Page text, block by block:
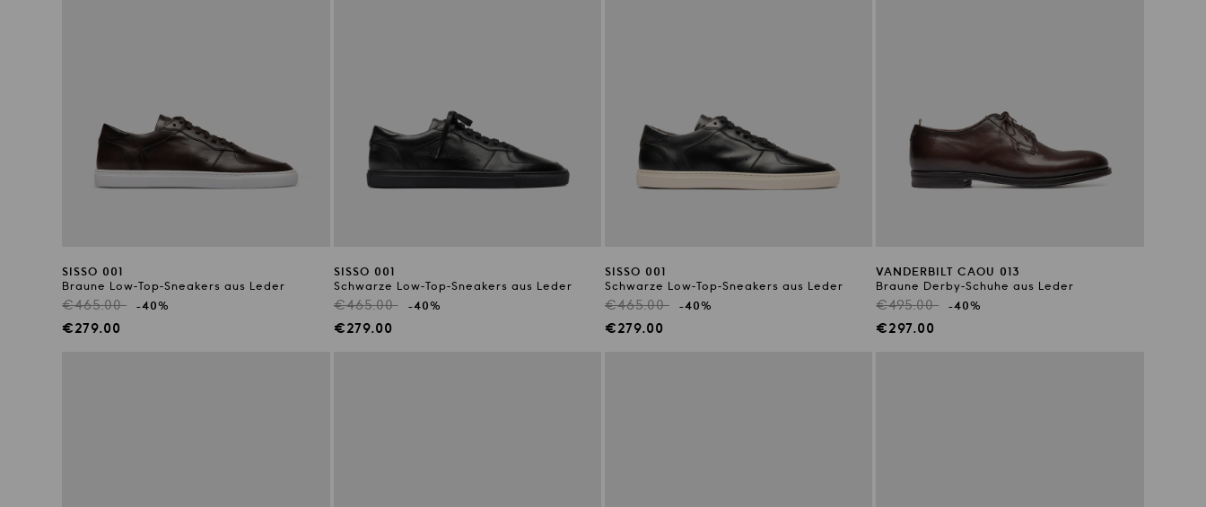
SISSO 001
Braune Low-Top-Sneakers aus Leder
Regulärer
Preis
€465.00 -40%
Verkaufspreis
€279.00
SISSO 001
Schwarze Low-Top-Sneakers aus Leder
Regulärer
Preis
€465.00 -40%
Verkaufspreis
€279.00
SISSO 001
Schwarze Low-Top-Sneakers aus Leder
Regulärer
Preis
€465.00 -40%
Verkaufspreis
€279.00
VANDERBILT CAOU 013
Braune Derby-Schuhe aus Leder
Regulärer
Preis
€495.00 -40%
Verkaufspreis
€297.00